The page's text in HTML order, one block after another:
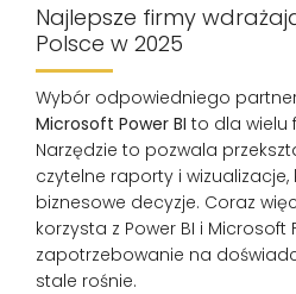
Najlepsze firmy
Polsce w 2025
Wybór odpowiedniego
Microsoft Power BI to dla wielu
Narzędzie to pozwala
czytelne raporty i
biznesowe decyzje. Coraz
korzysta z Power BI i Microsoft
zapotrzebowanie na
stale rośnie.